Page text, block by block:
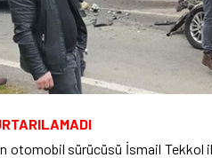
otomobil sürücüsü İsmail Tekkol